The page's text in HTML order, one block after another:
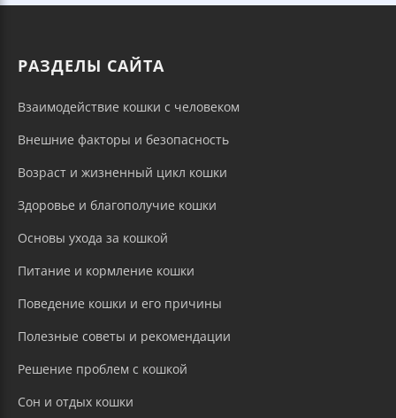
РАЗДЕЛЫ САЙТА
Взаимодействие кошки с человеком
Внешние факторы и безопасность
Возраст и жизненный цикл кошки
Здоровье и благополучие кошки
Основы ухода за кошкой
Питание и кормление кошки
Поведение кошки и его причины
Полезные советы и рекомендации
Решение проблем с кошкой
Сон и отдых кошки